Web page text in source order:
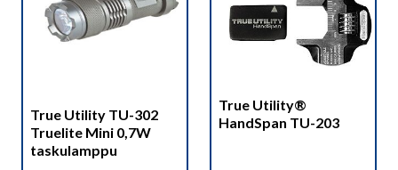
True Utility TU-302
Truelite Mini 0,7W
taskulamppu
True Utility®
HandSpan TU-203